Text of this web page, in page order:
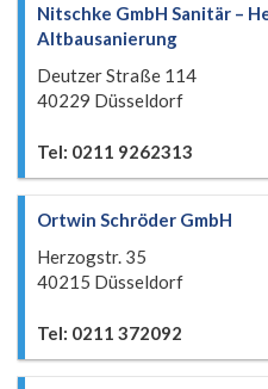
Nitschke GmbH Sanitär –
Altbausanierung
Deutzer Straße 114
40229 Düsseldorf
Tel: 0211 9262313
Ortwin Schröder GmbH
Herzogstr. 35
40215 Düsseldorf
Tel: 0211 372092